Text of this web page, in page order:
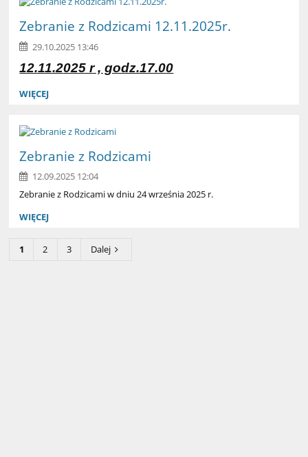
Zebranie z Rodzicami 12.11.2025r.
29.10.2025 13:46
12.11.2025 r , godz.17.00
WIĘCEJ
Zebranie z Rodzicami
12.09.2025 12:04
Zebranie z Rodzicami w dniu 24 września 2025 r.
WIĘCEJ
1 2 3 Dalej